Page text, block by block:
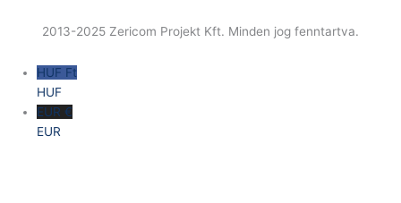
2013-2025 Zericom Projekt Kft. Minden jog fenntartva.
HUF Ft
HUF
EUR €
EUR